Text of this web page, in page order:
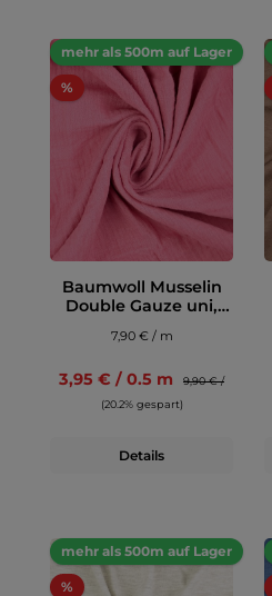
mehr als 500m auf Lager
%
Baumwoll Musselin
Double Gauze uni,
rose
7,90 € / m
3,95 € / 0.5 m
9,90 € /
(20.2% gespart)
Details
mehr als 500m auf Lager
%